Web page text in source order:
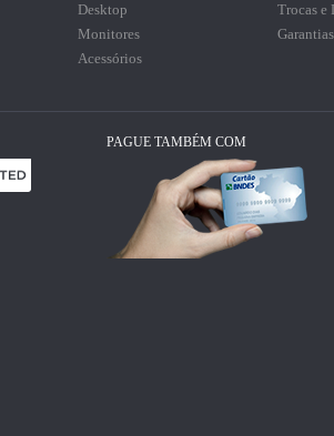
Desktop
Monitores
Acessórios
Trocas e
Garantias
PAGUE TAMBÉM COM